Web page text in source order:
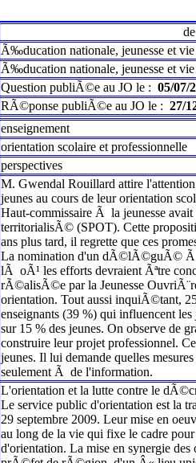
de
Ã‰ducation nationale, jeunesse et vie
Ã‰ducation nationale, jeunesse et vie
Question publiÃ©e au JO le : 05/07/
RÃ©ponse publiÃ©e au JO le : 27/
enseignement
orientation scolaire et professionnelle
perspectives
M. Gwendal Rouillard attire
jeunes au cours de leur orientation
Haut-commissaire Ã la jeunesse
territorialisÃ© (SPOT). Cette
ans plus tard, il regrette que ces
La nomination d'un dÃ©lÃ©guÃ© Ã
lÃ oÃ¹ les efforts devraient Ãªtre
rÃ©alisÃ©e par la Jeunesse
orientation. Tout aussi inquiÃ©tant,
enseignants (39 %) qui influencent
sur 15 % des jeunes. On observe de
construire leur projet professionnel.
jeunes. Il lui demande quelles
seulement Ã de l'information.
L'orientation et la lutte contre le
Le service public d'orientation est la
29 septembre 2009. Leur mise en
au long de la vie qui fixe le cadre
d'orientation. La mise en synergie